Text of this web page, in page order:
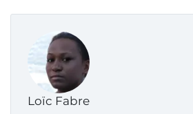
Loïc Fabre